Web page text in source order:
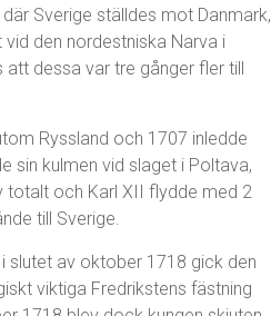
Sverige ställdes mot Danmark,
den nordestniska Narva i
dessa var tre gånger fler till
Ryssland och 1707 inledde
sin kulmen vid slaget i Poltava,
totalt och Karl XII flydde med 2
till Sverige.
slutet av oktober 1718 gick den
viktiga Fredrikstens fästning